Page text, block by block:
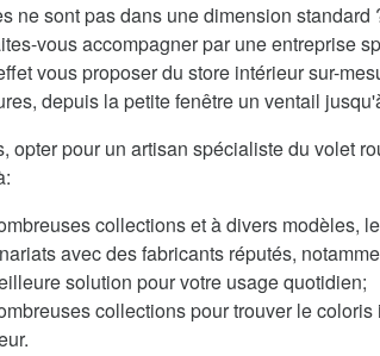
ne sont pas dans une dimension
vous accompagner par une entreprise
vous proposer du store intérieur sur-
depuis la petite fenêtre un ventail
opter pour un artisan spécialiste du volet
collections et à divers modèles,
avec des fabricants réputés,
solution pour votre usage quotidien;
collections pour trouver le